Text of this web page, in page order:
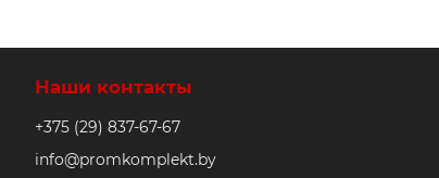
Наши контакты
+375 (29) 837-67-67
info@promkomplekt.by